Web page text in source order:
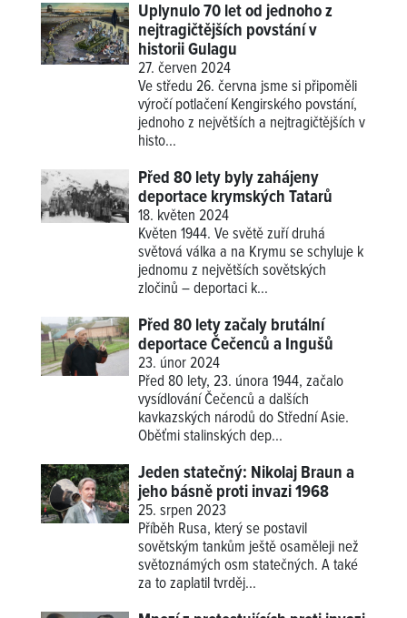
Uplynulo 70 let od jednoho z
nejtragičtějších povstání v
historii Gulagu
27. červen 2024
Ve středu 26. června jsme si připoměli
výročí potlačení Kengirského povstání,
jednoho z největších a nejtragičtějších v
histo...
Před 80 lety byly zahájeny
deportace krymských Tatarů
18. květen 2024
Květen 1944. Ve světě zuří druhá
světová válka a na Krymu se schyluje k
jednomu z největších sovětských
zločinů – deportaci k...
Před 80 lety začaly brutální
deportace Čečenců a Ingušů
23. únor 2024
Před 80 lety, 23. února 1944, začalo
vysídlování Čečenců a dalších
kavkazských národů do Střední Asie.
Oběťmi stalinských dep...
Jeden statečný: Nikolaj Braun a
jeho básně proti invazi 1968
25. srpen 2023
Příběh Rusa, který se postavil
sovětským tankům ještě osaměleji než
světoznámých osm statečných. A také
za to zaplatil tvrděj...